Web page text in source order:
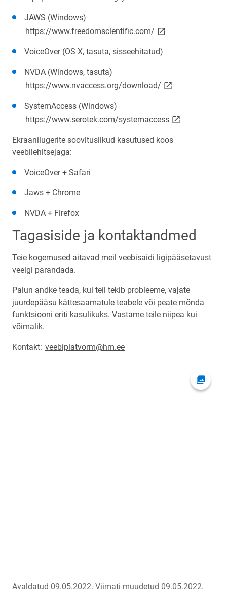
JAWS (Windows)
https://www.freedomscientific.com/ link opens on new
VoiceOver (OS X, tasuta, sisseehitatud)
NVDA (Windows, tasuta)
https://www.nvaccess.org/download/ link opens on
SystemAccess (Windows)
https://www.serotek.com/systemaccesslink opens on
Ekraanilugerite soovituslikud kasutused koos
veebilehitsejaga:
VoiceOver + Safari
Jaws + Chrome
NVDA + Firefox
Tagasiside ja kontaktandmed
Teie kogemused aitavad meil veebisaidi ligipääsetavust
veelgi parandada.
Palun andke teada, kui teil tekib probleeme, vajate
juurdepääsu kättesaamatule teabele või peate mõnda
funktsiooni eriti kasulikuks. Vastame teile niipea kui
võimalik.
Kontakt: veebiplatvorm@hm.ee
Ava
Avaldatud 09.05.2022. Viimati muudetud 09.05.2022.